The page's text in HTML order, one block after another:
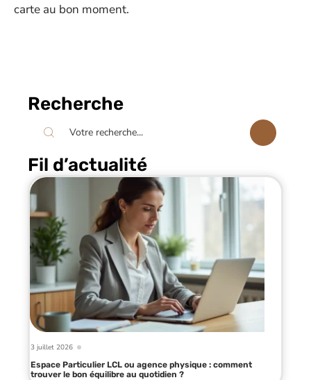
carte au bon moment.
Recherche
Fil d’actualité
3 juillet 2026
Espace Particulier LCL ou agence physique : comment
trouver le bon équilibre au quotidien ?